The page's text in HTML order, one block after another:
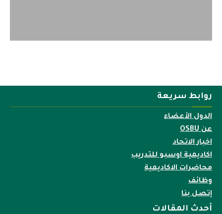
روابط سريعة
الدول الأعضاء
عن OSBU
اخبار الاتحاد
اكاديمية اوسبو للتدريب
محاضرات الاكاديمية
وظائف
إتصل بنا
أحدث المقالات